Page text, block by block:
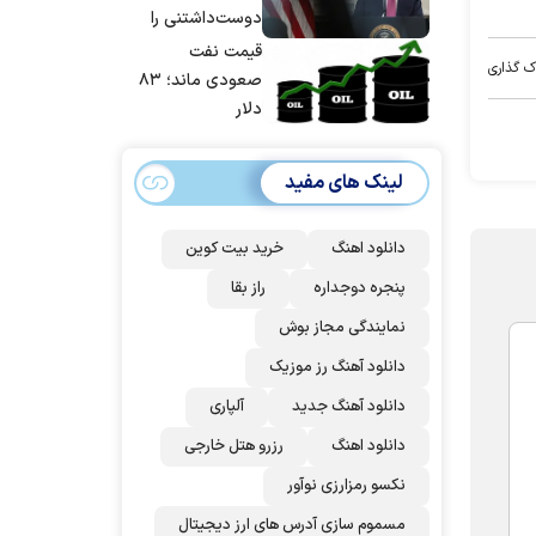
گذاری
شد
دوست‌داشتنی را
حسابی می‌کوبیم |
برای بزرگ‌ترین
حمله آماده بودیم
است، درست
است؟
قیمت نفت
صعودی ماند؛ ۸۳
دلار
لینک های مفید
دانلود اهنگ
خرید بیت کوین
پنجره دوجداره
راز بقا
نمایندگی مجاز بوش
دانلود آهنگ رز‌ موزیک
دانلود آهنگ جدید
آلپاری
دانلود اهنگ
رزرو هتل خارجی
نکسو رمزارزی نوآور
مسموم سازی آدرس های ارز دیجیتال